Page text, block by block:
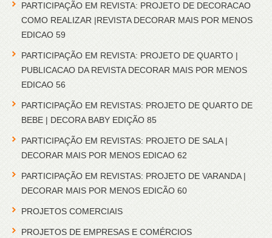
PARTICIPAÇÃO EM REVISTA: PROJETO DE DECORACAO
COMO REALIZAR |REVISTA DECORAR MAIS POR MENOS
EDICAO 59
PARTICIPAÇÃO EM REVISTA: PROJETO DE QUARTO |
PUBLICACAO DA REVISTA DECORAR MAIS POR MENOS
EDICAO 56
PARTICIPAÇÃO EM REVISTAS: PROJETO DE QUARTO DE
BEBE | DECORA BABY EDIÇÃO 85
PARTICIPAÇÃO EM REVISTAS: PROJETO DE SALA |
DECORAR MAIS POR MENOS EDICAO 62
PARTICIPAÇÃO EM REVISTAS: PROJETO DE VARANDA |
DECORAR MAIS POR MENOS EDICÃO 60
PROJETOS COMERCIAIS
PROJETOS DE EMPRESAS E COMÉRCIOS